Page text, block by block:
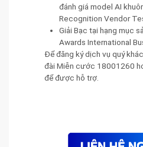
đánh giá model AI
Recognition Vendor
Giải Bạc tại hạng mục
Awards International
Để đăng ký dịch vụ quý
đài Miễn cước 18001260
để được hỗ trợ.